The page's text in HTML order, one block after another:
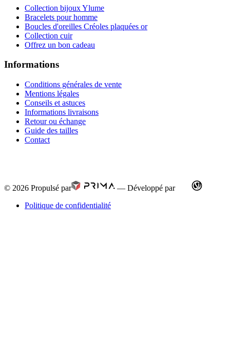
Collection bijoux Ylume
Bracelets pour homme
Boucles d'oreilles Créoles plaquées or
Collection cuir
Offrez un bon cadeau
Informations
Conditions générales de vente
Mentions légales
Conseils et astuces
Informations livraisons
Retour ou échange
Guide des tailles
Contact
© 2026 Propulsé par — Développé par
Politique de confidentialité